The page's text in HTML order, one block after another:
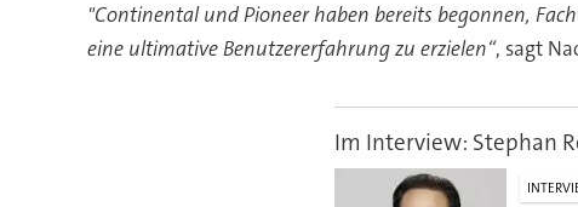
"Continental und Pioneer haben bereits begonnen,
eine ultimative Benutzererfahrung zu erzielen“, sagt
Im Interview: Stephan